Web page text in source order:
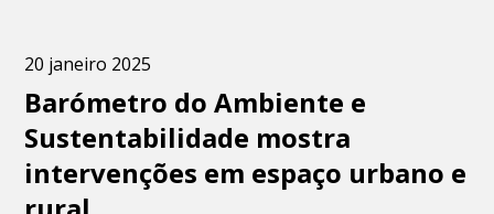
20 janeiro 2025
Barómetro do Ambiente e
Sustentabilidade mostra
intervenções em espaço urbano e